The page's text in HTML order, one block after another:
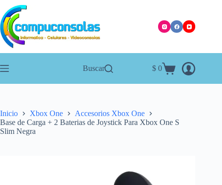
Saltar
al
contenido
Buscar
Carro
$ 0
Inicio Xbox One
Accesorios Xbox One
Base de Carga + 2 Baterias de Joystick Para Xbox One S
Slim Negra